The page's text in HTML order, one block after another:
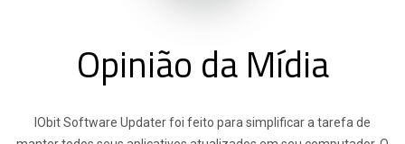
Opinião da Mídia
IObit Software Updater foi feito para simplificar a tarefa de